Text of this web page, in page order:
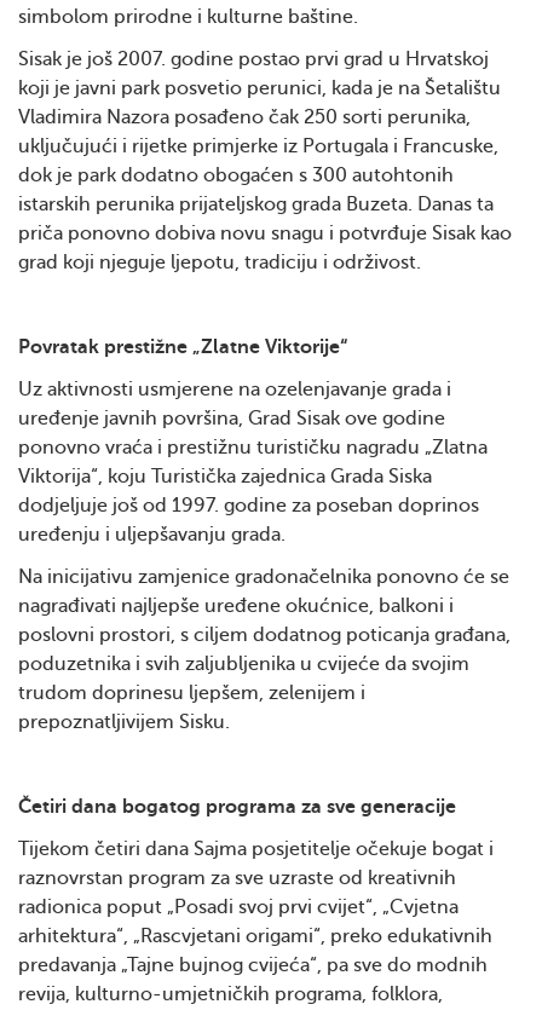
simbolom prirodne i kulturne baštine.
Sisak je još 2007. godine postao prvi grad u Hrvatskoj
koji je javni park posvetio perunici, kada je na Šetalištu
Vladimira Nazora posađeno čak 250 sorti perunika,
uključujući i rijetke primjerke iz Portugala i Francuske,
dok je park dodatno obogaćen s 300 autohtonih
istarskih perunika prijateljskog grada Buzeta. Danas ta
priča ponovno dobiva novu snagu i potvrđuje Sisak kao
grad koji njeguje ljepotu, tradiciju i održivost.
Povratak prestižne „Zlatne Viktorije“
Uz aktivnosti usmjerene na ozelenjavanje grada i
uređenje javnih površina, Grad Sisak ove godine
ponovno vraća i prestižnu turističku nagradu „Zlatna
Viktorija“, koju Turistička zajednica Grada Siska
dodjeljuje još od 1997. godine za poseban doprinos
uređenju i uljepšavanju grada.
Na inicijativu zamjenice gradonačelnika ponovno će se
nagrađivati najljepše uređene okućnice, balkoni i
poslovni prostori, s ciljem dodatnog poticanja građana,
poduzetnika i svih zaljubljenika u cvijeće da svojim
trudom doprinesu ljepšem, zelenijem i
prepoznatljivijem Sisku.
Četiri dana bogatog programa za sve generacije
Tijekom četiri dana Sajma posjetitelje očekuje bogat i
raznovrstan program za sve uzraste od kreativnih
radionica poput „Posadi svoj prvi cvijet“, „Cvjetna
arhitektura“, „Rascvjetani origami“, preko edukativnih
predavanja „Tajne bujnog cvijeća“, pa sve do modnih
revija, kulturno-umjetničkih programa, folklora,